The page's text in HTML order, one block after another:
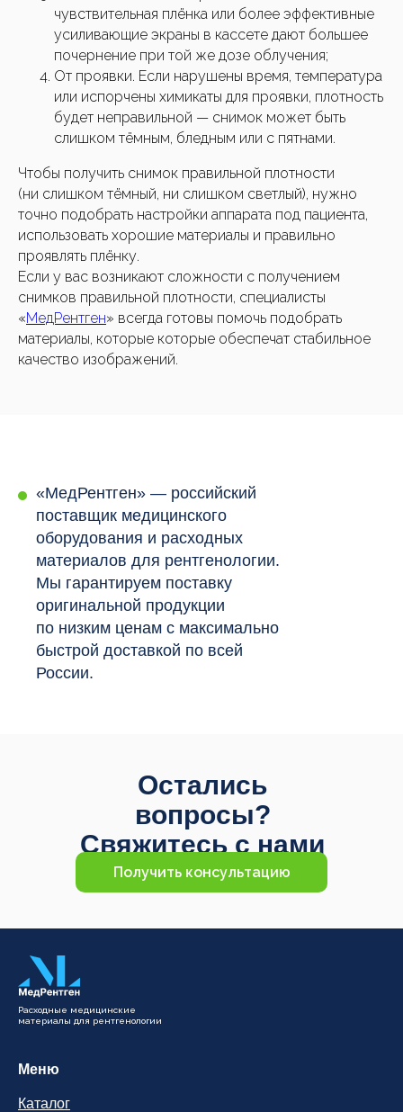
чувствительная плёнка или более эффективные
усиливающие экраны в кассете дают большее
почернение при той же дозе облучения;
От проявки. Если нарушены время, температура
или испорчены химикаты для проявки, плотность
будет неправильной — снимок может быть
слишком тёмным, бледным или с пятнами.
Чтобы получить снимок правильной плотности
(ни слишком тёмный, ни слишком светлый), нужно
точно подобрать настройки аппарата под пациента,
использовать хорошие материалы и правильно
проявлять плёнку.
Если у вас возникают сложности с получением
снимков правильной плотности, специалисты
«МедРентген» всегда готовы помочь подобрать
материалы, которые которые обеспечат стабильное
качество изображений.
«МедРентген» — российский
поставщик медицинского
оборудования и расходных
материалов для рентгенологии.
Мы гарантируем поставку
оригинальной продукции
по низким ценам с максимально
быстрой доставкой по всей
России.
Остались
вопросы?
Свяжитесь с нами
Получить консультацию
Расходные медицинские
материалы для рентгенологии
Меню
Каталог